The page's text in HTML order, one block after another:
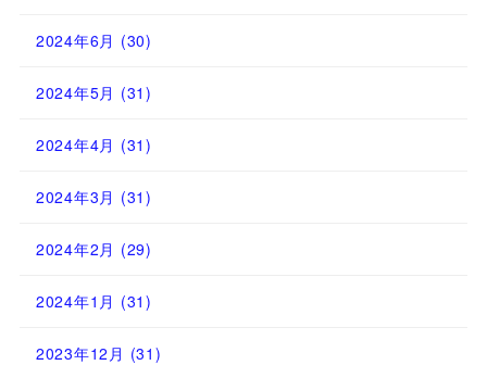
2024年6月 (30)
2024年5月 (31)
2024年4月 (31)
2024年3月 (31)
2024年2月 (29)
2024年1月 (31)
2023年12月 (31)